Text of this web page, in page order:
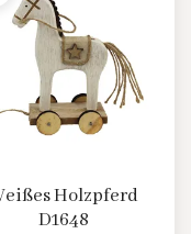
Holzpferd
D1648